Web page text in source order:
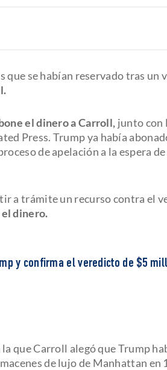
que se habían reservado tras un
el dinero a Carroll, junto con
Press. Trump ya había
de apelación a la espera
a trámite un recurso contra el
dinero.
y confirma el veredicto de $5
que Carroll alegó que Trump
de lujo de Manhattan en